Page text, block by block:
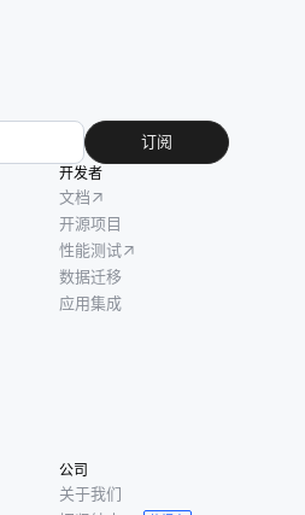
订阅
开发者
文档
开源项目
性能测试
数据迁移
应用集成
公司
关于我们